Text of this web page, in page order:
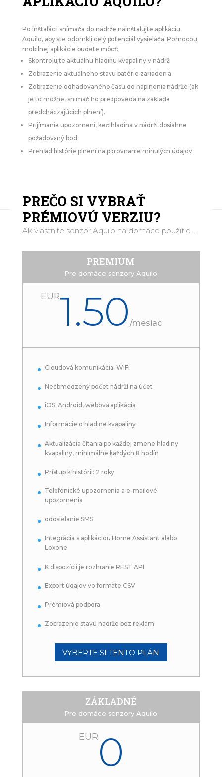
Po inštalácii snímača do nádrže nainštalujte aplikáciu
Aquilo, aby ste odomkli celý potenciál vysielača. Pomocou
mobilnej aplikácie budete môcť:
Skontrolujte aktuálnu hladinu kvapaliny v nádrži
Zobrazenie aktuálneho stavu batérie zariadenia
Zobrazenie odhadovaného času do naplnenia nádrže (ak
je to možné, snímač ho predpovedá na základe
predchádzajúcich plnení).
Prijímanie upozornení, keď hladina v nádrži dosiahne
požadovaný bod
Prehľad histórie plnení na porovnanie minulých údajov
PREČO SI VYBRAŤ
PRÉMIOVÚ VERZIU?
Ak vlastníte senzor Aquilo na domáce použitie…
PREMIUM
Pre domáce senzory Aquilo
EUR1.50/mesiac
Cloudová komunikácia: WiFi
Neobmedzený počet nádrží na účet
iOS, Android, webová aplikácia
Informácie o hladine kvapaliny
Aktualizácia čítania po každej zmene hladiny
kvapaliny, minimálne každých 8 hodín
Prístup k histórii: 2 roky
Telefonické upozornenia a e-mailové
upozornenia
odosielanie SMS
Integrácia s aplikáciou Home Assistant alebo
Loxone
K dispozícii je rozhranie REST API
Export údajov vo formáte CSV
Prémiová podpora
Zobrazenie stavu nádrže bez reklám
VYBERTE SI TENTO PLÁN
ZÁKLADNÉ
Pre domáce senzory Aquilo
EUR 0